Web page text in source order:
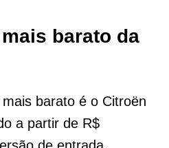
barato da
barato é o Citroën
a partir de R$